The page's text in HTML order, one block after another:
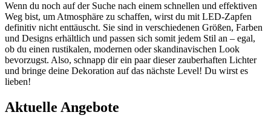
Wenn⁢ du ‌noch auf der Suche nach einem ⁣schnellen und effektiven
⁢Weg bist, um Atmosphäre zu schaffen, wirst du mit LED-Zapfen
definitiv ⁣nicht⁢ enttäuscht. Sie ⁢sind in ‍verschiedenen Größen, Farben
und‍ Designs ‍erhältlich und ⁣passen sich‍ somit​ jedem‍ Stil an⁢ – egal,
ob du einen ‍rustikalen, modernen oder skandinavischen Look⁢
bevorzugst. Also,⁤ schnapp dir ​ein paar dieser ‌zauberhaften Lichter
⁤und bringe deine ⁤Dekoration auf das nächste Level! Du ⁤wirst⁤ es​
lieben!
Aktuelle Angebote